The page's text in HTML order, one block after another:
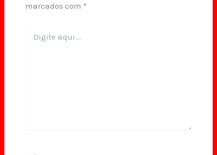
marcados com *
aqui...